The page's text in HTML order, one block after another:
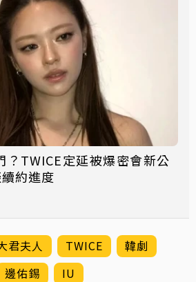
？TWICE定延被爆密會新公
約進度
君夫人 TWICE
韓劇
邊佑錫 IU